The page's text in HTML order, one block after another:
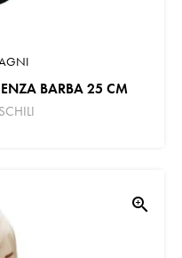
BARBA 25 CM
zoom_in